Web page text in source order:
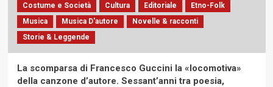
Costume e Società Cultura Editoriale
Etno-Folk
Musica
Musica D'autore
Novelle & racconti
Storie & Leggende
La scomparsa di Francesco Guccini la «locomotiva»
della canzone d’autore. Sessant’anni tra poesia,